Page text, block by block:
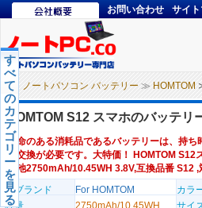
お問い合わせ サイ
ノートパソコン バッテリー ≫ HOMTOM
す
べ
て
の
カ
テ
ゴ
リ
ー
を
見
る
HOMTOM S12 スマホのバッテリ
寿命のある消耗品であるバッテリーは、持ち
ー交換が必要です。大特価！ HOMTOM S12
電池2750mAh/10.45WH 3.8V,互換品番 S12
のブランド
For HOMTOM カラ
容量
2750mAh/10.45WH
サイ